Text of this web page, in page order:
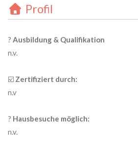
Profil
?Ausbildung & Qualifikation
n.v.
☑️ Zertifiziert durch:
n.v
? Hausbesuche möglich:
n.v.